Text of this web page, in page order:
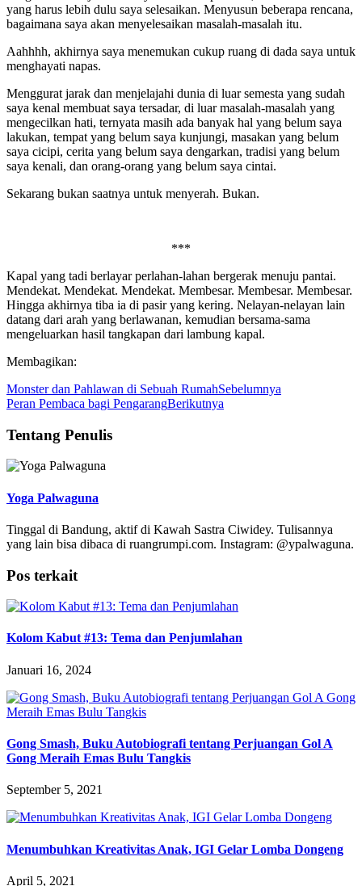
yang harus lebih dulu saya selesaikan. Menyusun beberapa rencana,
bagaimana saya akan menyelesaikan masalah-masalah itu.
Aahhhh, akhirnya saya menemukan cukup ruang di dada saya untuk
menghayati napas.
Menggurat jarak dan menjelajahi dunia di luar semesta yang sudah
saya kenal membuat saya tersadar, di luar masalah-masalah yang
mengecilkan hati, ternyata masih ada banyak hal yang belum saya
lakukan, tempat yang belum saya kunjungi, masakan yang belum
saya cicipi, cerita yang belum saya dengarkan, tradisi yang belum
saya kenali, dan orang-orang yang belum saya cintai.
Sekarang bukan saatnya untuk menyerah. Bukan.
***
Kapal yang tadi berlayar perlahan-lahan bergerak menuju pantai.
Mendekat. Mendekat. Mendekat. Membesar. Membesar. Membesar.
Hingga akhirnya tiba ia di pasir yang kering. Nelayan-nelayan lain
datang dari arah yang berlawanan, kemudian bersama-sama
mengeluarkan hasil tangkapan dari lambung kapal.
Membagikan:
Monster dan Pahlawan di Sebuah RumahSebelumnya
Peran Pembaca bagi PengarangBerikutnya
Tentang Penulis
Yoga Palwaguna
Tinggal di Bandung, aktif di Kawah Sastra Ciwidey. Tulisannya
yang lain bisa dibaca di ruangrumpi.com. Instagram: @ypalwaguna.
Pos terkait
Kolom Kabut #13: Tema dan Penjumlahan
Januari 16, 2024
Gong Smash, Buku Autobiografi tentang Perjuangan Gol A
Gong Meraih Emas Bulu Tangkis
September 5, 2021
Menumbuhkan Kreativitas Anak, IGI Gelar Lomba Dongeng
April 5, 2021